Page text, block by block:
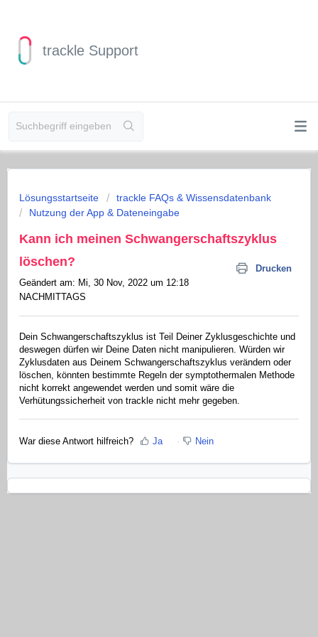
trackle Support
Lösungsstartseite
trackle FAQs & Wissensdatenbank
Nutzung der App & Dateneingabe
Kann ich meinen Schwangerschaftszyklus
löschen?
Drucken
Geändert am: Mi, 30 Nov, 2022 um 12:18
NACHMITTAGS
Dein Schwangerschaftszyklus ist Teil Deiner Zyklusgeschichte und
deswegen dürfen wir Deine Daten nicht manipulieren. Würden wir
Zyklusdaten aus Deinem Schwangerschaftszyklus verändern oder
löschen, könnten bestimmte Regeln der symptothermalen Methode
nicht korrekt angewendet werden und somit wäre die
Verhütungssicherheit von trackle nicht mehr gegeben.
War diese Antwort hilfreich? Ja Nein